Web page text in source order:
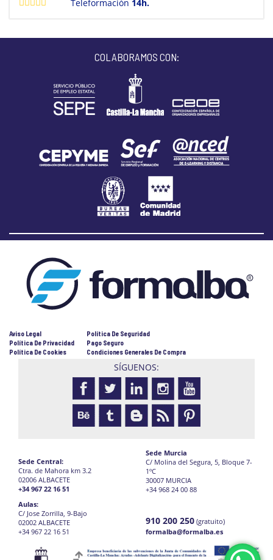
Teleformación 14h.
COLABORAMOS CON:
Aviso Legal
Política De Privacidad
Política De Cookies
Política De Seguridad
Pago Seguro
Condiciones Generales De Compra
SÍGUENOS:
Sede Central:
Ctra. de Mahora km 3.2
02006 ALBACETE
+34 967 22 16 51
Aulas:
C/ Jose Zorrilla, 9-Bajo
02002 ALBACETE
+34 967 22 16 51
Sede Murcia
C/ Molina del Segura, 5, Bloque 7-
1ºC
30007 MURCIA
+34 968 24 00 88
910 200 250 (gratuito)
formalba@formalba.es